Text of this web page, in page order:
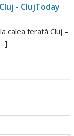
- ClujToday
calea ferată Cluj –